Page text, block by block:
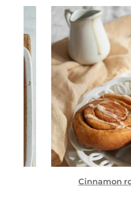
Cinnamon roll